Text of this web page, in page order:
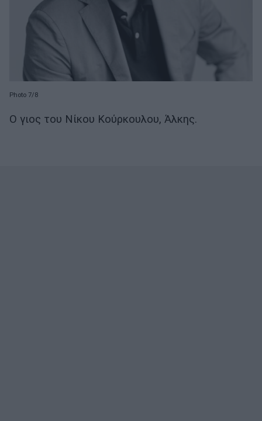
Photo 7/8
Ο γιος του Νίκου Κούρκουλου, Άλκης.